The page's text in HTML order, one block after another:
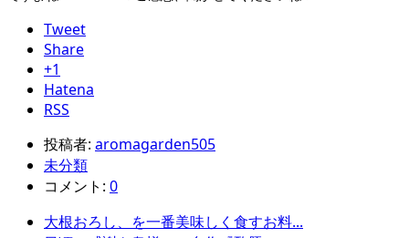
Tweet
Share
+1
Hatena
RSS
投稿者: aromagarden505
未分類
コメント: 0
大根おろし、を一番美味しく食すお料...